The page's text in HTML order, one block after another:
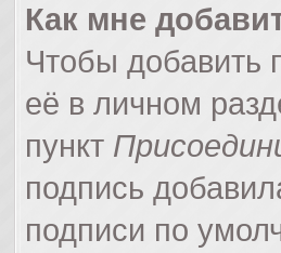
Как мне
Чтобы добавить
её в личном
пункт
подпись
подписи по